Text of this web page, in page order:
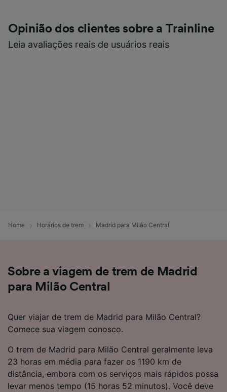
Opinião dos clientes sobre a Trainline
Leia avaliações reais de usuários reais
Home Horários de trem Madrid para Milão Central
Sobre a viagem de trem de Madrid
para Milão Central
Quer viajar de trem de Madrid para Milão Central?
Comece sua viagem conosco.
O trem de Madrid para Milão Central geralmente leva
23 horas em média para fazer os 1190 km de
distância, embora com os serviços mais rápidos possa
levar menos tempo (15 horas 52 minutos). Você deve